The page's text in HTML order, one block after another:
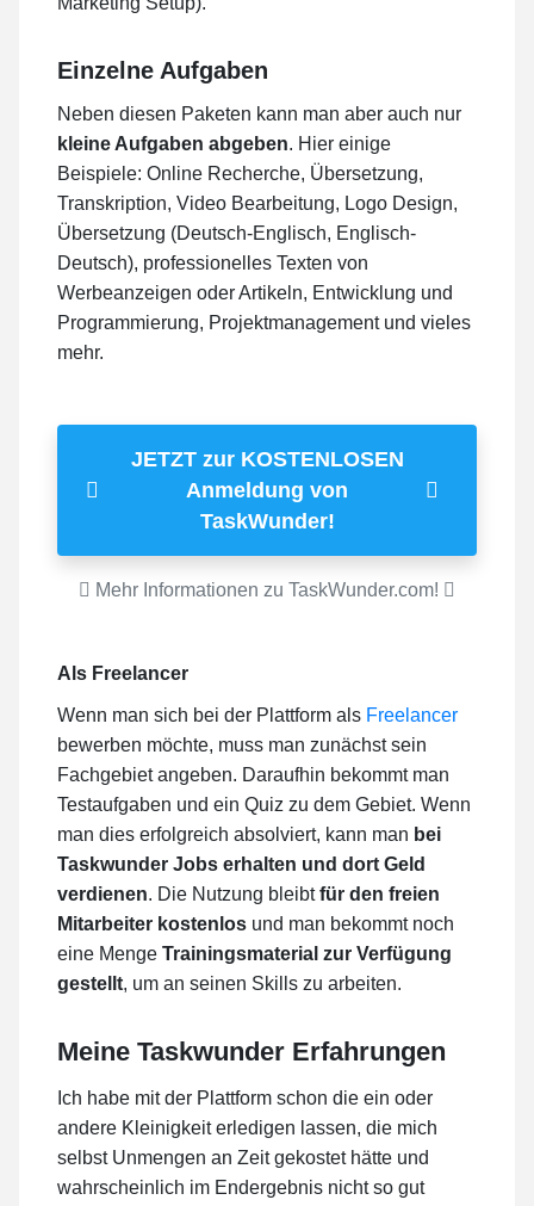
Einzelne Aufgaben
Neben diesen Paketen kann man aber auch nur
kleine Aufgaben abgeben. Hier einige
Beispiele: Online Recherche, Übersetzung,
Transkription, Video Bearbeitung, Logo Design,
Übersetzung (Deutsch-Englisch, Englisch-
Deutsch), professionelles Texten von
Werbeanzeigen oder Artikeln, Entwicklung und
Programmierung, Projektmanagement und vieles
mehr.
JETZT zur KOSTENLOSEN
Anmeldung von
TaskWunder!
Mehr Informationen zu TaskWunder.com!
Als Freelancer
Wenn man sich bei der Plattform als Freelancer
bewerben möchte, muss man zunächst sein
Fachgebiet angeben. Daraufhin bekommt man
Testaufgaben und ein Quiz zu dem Gebiet. Wenn
man dies erfolgreich absolviert, kann man bei
Taskwunder Jobs erhalten und dort Geld
verdienen. Die Nutzung bleibtfür den freien
Mitarbeiter kostenlos und man bekommt noch
eine Menge Trainingsmaterial zur Verfügung
gestellt, um an seinen Skills zu arbeiten.
Meine Taskwunder Erfahrungen
Ich habe mit der Plattform schon die ein oder
andere Kleinigkeit erledigen lassen, die mich
selbst Unmengen an Zeit gekostet hätte und
wahrscheinlich im Endergebnis nicht so gut